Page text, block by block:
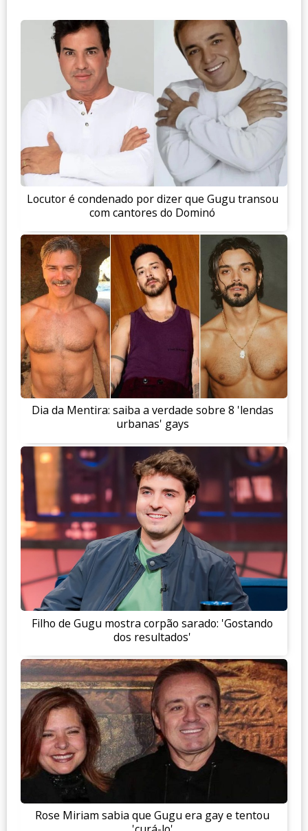
Locutor é condenado por dizer que Gugu transou
com cantores do Dominó
Dia da Mentira: saiba a verdade sobre 8 'lendas
urbanas' gays
Filho de Gugu mostra corpão sarado: 'Gostando
dos resultados'
Rose Miriam sabia que Gugu era gay e tentou